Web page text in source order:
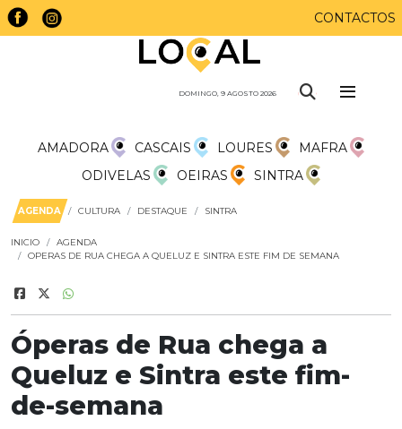
CONTACTOS
DOMINGO, 9 AGOSTO 2026
AMADORA CASCAIS LOURES
MAFRA
ODIVELAS
OEIRAS SINTRA
AGENDA CULTURA DESTAQUE SINTRA
INICIO
AGENDA
OPERAS DE RUA CHEGA A QUELUZ E SINTRA ESTE FIM DE SEMANA
Óperas de Rua chega a
Queluz e Sintra este fim-
de-semana